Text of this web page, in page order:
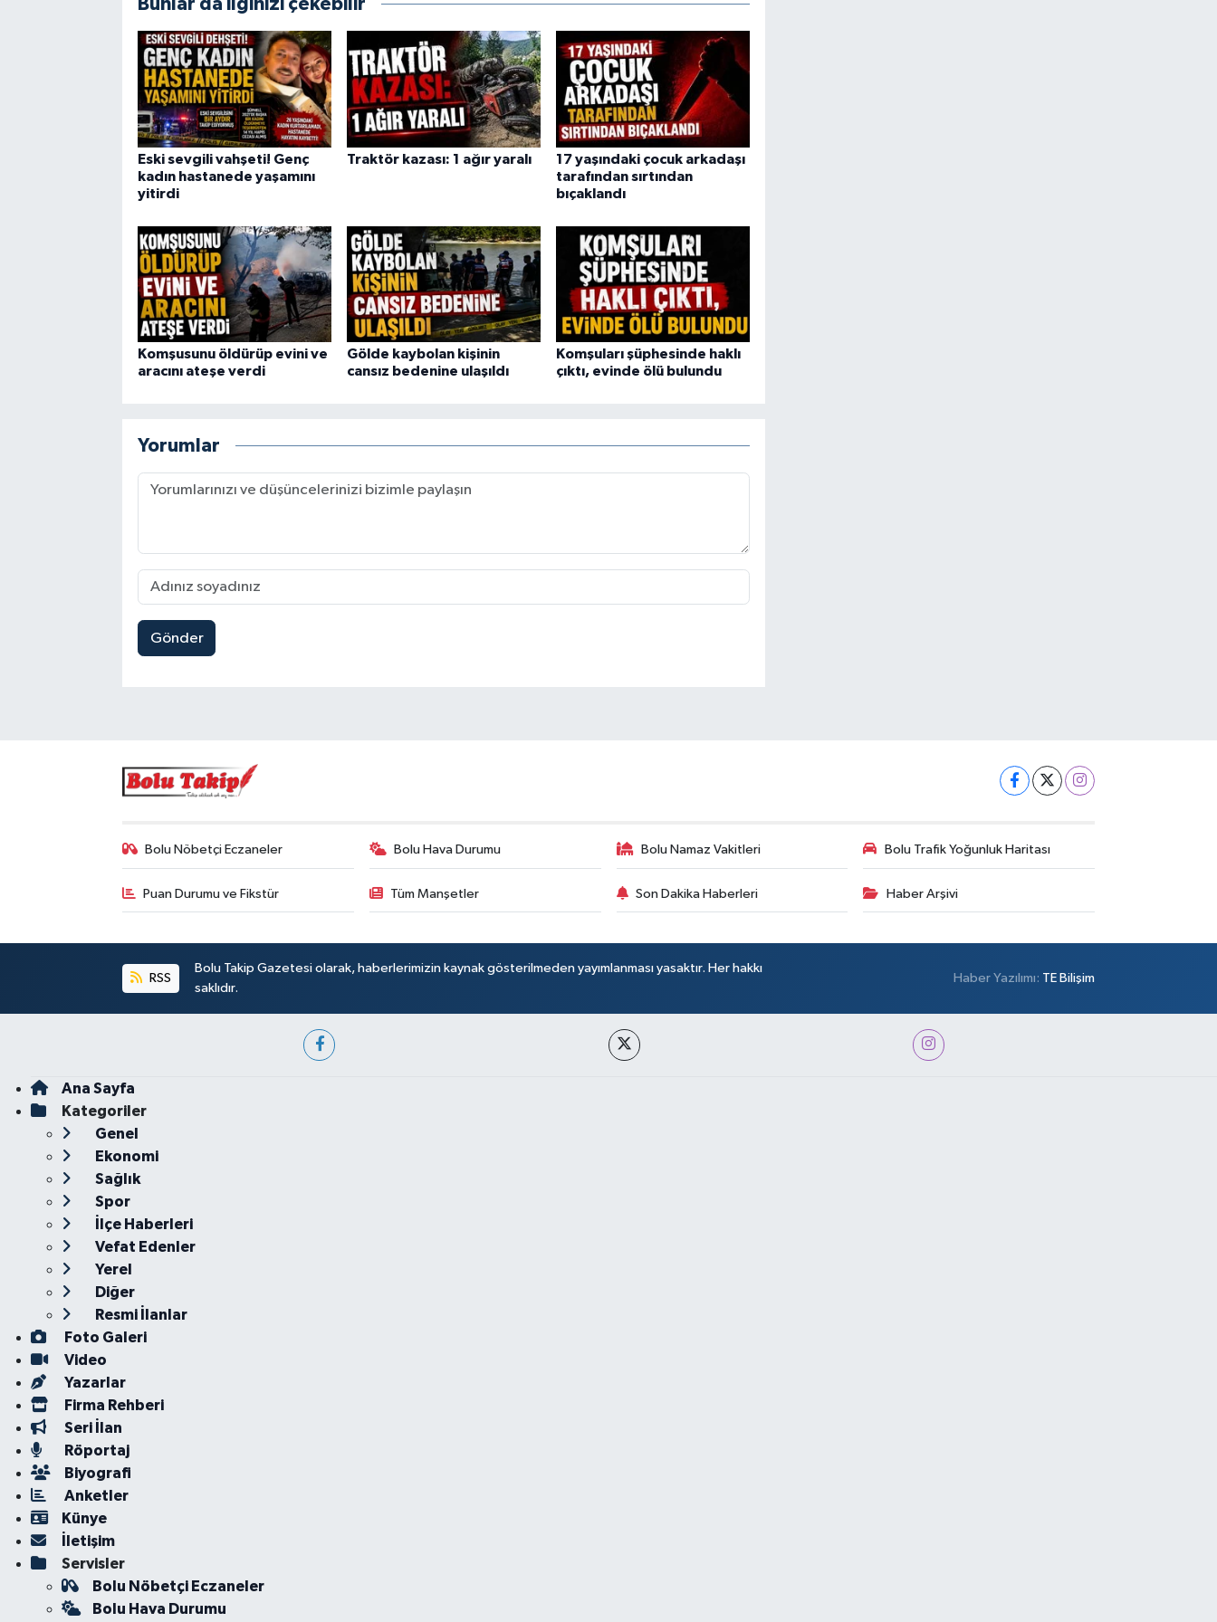
Bunlar da ilginizi çekebilir
Eski sevgili vahşeti! Genç
kadın hastanede yaşamını
yitirdi
Traktör kazası: 1 ağır yaralı
17 yaşındaki çocuk arkadaşı
tarafından sırtından
bıçaklandı
Komşusunu öldürüp evini ve
aracını ateşe verdi
Gölde kaybolan kişinin
cansız bedenine ulaşıldı
Komşuları şüphesinde haklı
çıktı, evinde ölü bulundu
Yorumlar
Gönder
Bolu Nöbetçi Eczaneler Bolu Hava Durumu Bolu Namaz Vakitleri Bolu Trafik Yoğunluk Haritası
Puan Durumu ve Fikstür Tüm Manşetler Son Dakika Haberleri Haber Arşivi
RSS
Bolu Takip Gazetesi olarak, haberlerimizin kaynak gösterilmeden yayımlanması yasaktır. Her hakkı
saklıdır.
Haber Yazılımı: TE Bilişim
Ana Sayfa
Kategoriler
Genel
Ekonomi
Sağlık
Spor
İlçe Haberleri
Vefat Edenler
Yerel
Diğer
Resmi İlanlar
Foto Galeri
Video
Yazarlar
Firma Rehberi
Seri İlan
Röportaj
Biyografi
Anketler
Künye
İletişim
Servisler
Bolu Nöbetçi Eczaneler
Bolu Hava Durumu